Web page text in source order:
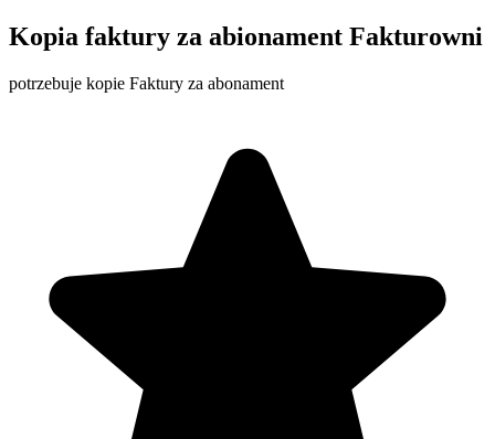
Kopia faktury za abionament Fakturowni
potrzebuje kopie Faktury za abonament